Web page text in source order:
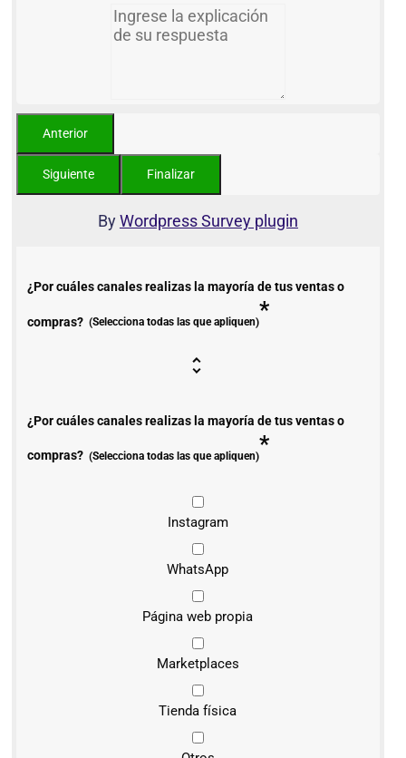
ByWordpress Survey plugin
¿Por cuáles canales realizas la mayoría de tus ventas o
compras? (Selecciona todas las que apliquen)*
¿Por cuáles canales realizas la mayoría de tus ventas o
compras? (Selecciona todas las que apliquen)*
Instagram
WhatsApp
Página web propia
Marketplaces
Tienda física